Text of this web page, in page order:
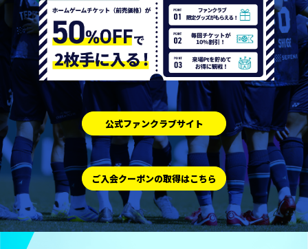
公式ファンクラブサイト
ご入会クーポンの取得はこちら